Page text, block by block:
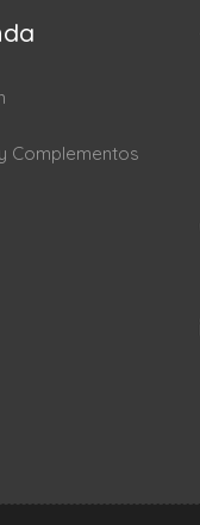
Complementos